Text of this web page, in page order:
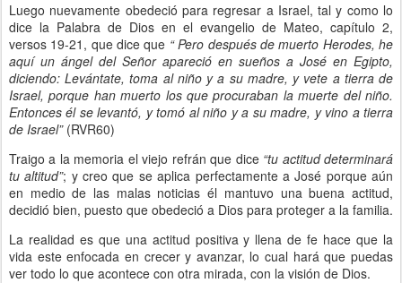
Luego nuevamente obedeció para regresar a Israel, tal y como lo
dice la Palabra de Dios en el evangelio de Mateo, capítulo 2,
versos 19-21, que dice que “ Pero después de muerto Herodes, he
aquí un ángel del Señor apareció en sueños a José en Egipto,
diciendo: Levántate, toma al niño y a su madre, y vete a tierra de
Israel, porque han muerto los que procuraban la muerte del niño.
Entonces él se levantó, y tomó al niño y a su madre, y vino a tierra
de Israel”(RVR60)
Traigo a la memoria el viejo refrán que dice “tu actitud determinará
tu altitud”; y creo que se aplica perfectamente a José porque aún
en medio de las malas noticias él mantuvo una buena actitud,
decidió bien, puesto que obedeció a Dios para proteger a la familia.
La realidad es que una actitud positiva y llena de fe hace que la
vida este enfocada en crecer y avanzar, lo cual hará que puedas
ver todo lo que acontece con otra mirada, con la visión de Dios.